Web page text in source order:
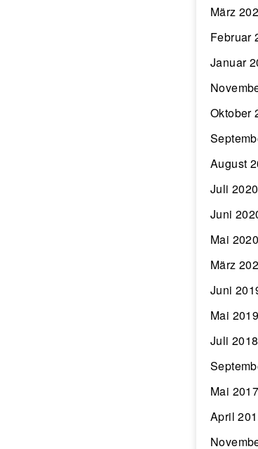
März
Februar
Januar
Oktober
August
Juli 2020
Juni
Mai 2020
März
Juni
Mai 2019
Juli 2018
Mai 2017
April